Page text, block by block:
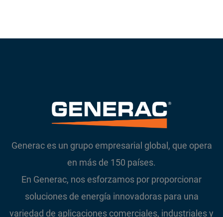
Generac es un grupo empresarial global, que opera
en más de 150 países.
En Generac, nos esforzamos por proporcionar
soluciones de energía innovadoras para una
variedad de aplicaciones comerciales, industriales y